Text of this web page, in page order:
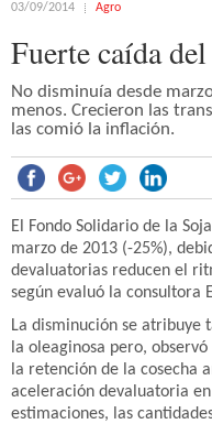
03/09/2014 Agro
Fuerte caída
No disminuía desde
menos. Crecieron las
las comió la inflación.
El Fondo Solidario de la
marzo de 2013 (-25%),
devaluatorias reducen el
según evaluó la consultora
La disminución se atribuye
la oleaginosa pero,
la retención de la cosecha
aceleración devaluatoria
estimaciones, las